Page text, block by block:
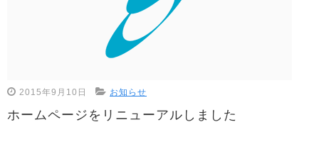
2015年9月10日 お知らせ
ホームページをリニューアルしました